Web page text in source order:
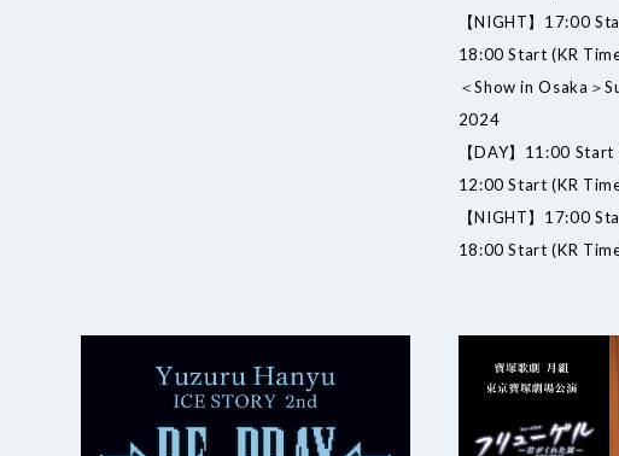
【NIGHT】17:00
18:00 Start (KR
＜Show in Osaka＞
2024
【DAY】11:00
12:00 Start (KR
【NIGHT】17:00
18:00 Start (KR